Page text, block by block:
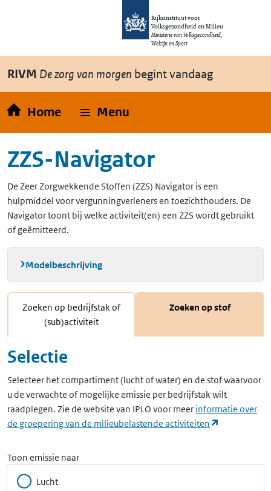
Overslaan en naar de inhoud gaan
Rijksinstituut voor
Volksgezondheid en Milieu
Ministerie van Volksgezondheid,
Welzijn en Sport
RIVM De zorg van morgen begint vandaag
Home Menu
ZZS-Navigator
De Zeer Zorgwekkende Stoffen (ZZS) Navigator is een
hulpmiddel voor vergunningverleners en toezichthouders. De
Navigator toont bij welke activiteit(en) een ZZS wordt gebruikt
of geëmitteerd.
Modelbeschrijving
Zoeken op bedrijfstak of
(sub)activiteit
Zoeken op stof
Selectie
Selecteer het compartiment (lucht of water) en de stof waarvoor
u de verwachte of mogelijke emissie per bedrijfstak wilt
raadplegen. Zie de website van IPLO voor meer informatie over
de groepering van de milieubelastende activiteiten
Toon emissie naar
Lucht